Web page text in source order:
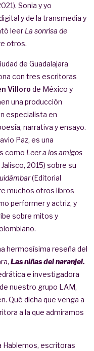
Sonia y yo
y de la transmedia y
leer La sonrisa de
otros.
de Guadalajara
con tres escritoras
Villoro de México y
una producción
especialista en
narrativa y ensayo.
Paz, es una
como Leer a los amigos
2015) sobre su
(Editorial
muchos otros libros
performer y actriz, y
sobre mitos y
hermosísima reseña del
Las niñas del naranjel.
e investigadora
nuestro grupo LAM,
Qué dicha que venga a
a la que admiramos
Hablemos, escritoras